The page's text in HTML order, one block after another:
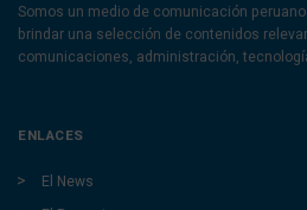
Somos un medio de comunicación
brindar una selección de contenidos
comunicaciones, administración,
ENLACES
El News